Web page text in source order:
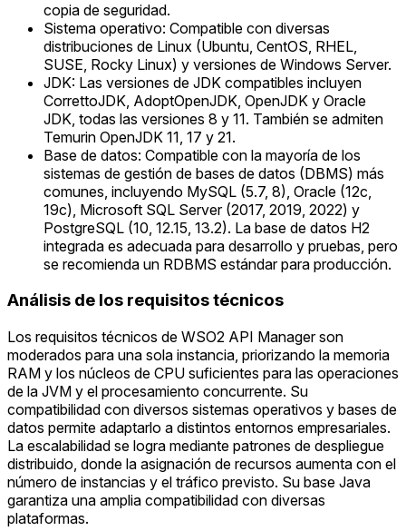
copia de seguridad.
Sistema operativo: Compatible con diversas
distribuciones de Linux (Ubuntu, CentOS, RHEL,
SUSE, Rocky Linux) y versiones de Windows Server.
JDK: Las versiones de JDK compatibles incluyen
CorrettoJDK, AdoptOpenJDK, OpenJDK y Oracle
JDK, todas las versiones 8 y 11. También se admiten
Temurin OpenJDK 11, 17 y 21.
Base de datos: Compatible con la mayoría de los
sistemas de gestión de bases de datos (DBMS) más
comunes, incluyendo MySQL (5.7, 8), Oracle (12c,
19c), Microsoft SQL Server (2017, 2019, 2022) y
PostgreSQL (10, 12.15, 13.2). La base de datos H2
integrada es adecuada para desarrollo y pruebas, pero
se recomienda un RDBMS estándar para producción.
Análisis de los requisitos técnicos
Los requisitos técnicos de WSO2 API Manager son
moderados para una sola instancia, priorizando la memoria
RAM y los núcleos de CPU suficientes para las operaciones
de la JVM y el procesamiento concurrente. Su
compatibilidad con diversos sistemas operativos y bases de
datos permite adaptarlo a distintos entornos empresariales.
La escalabilidad se logra mediante patrones de despliegue
distribuido, donde la asignación de recursos aumenta con el
número de instancias y el tráfico previsto. Su base Java
garantiza una amplia compatibilidad con diversas
plataformas.